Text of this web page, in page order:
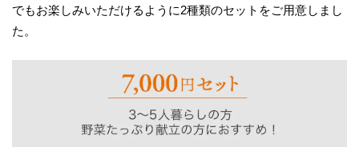
でもお楽しみいただけるように2種類のセットをご用意しまし
た。